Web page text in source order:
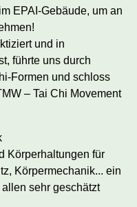
EPAI-Gebäude, um an
und in
führte uns durch
Formen und schloss
– Tai Chi Movement
Körperhaltungen für
Körpermechanik... ein
sehr geschätzt